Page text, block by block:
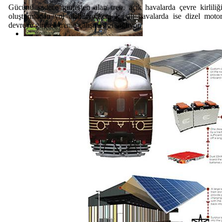
Gücünü sadece güneşten alan tren, açık havalarda çevre
oluşturmadan yol alabiliyorken, kapalı havalarda ise dizel
devreye girerek trenin çalışmasını sağlıyor.